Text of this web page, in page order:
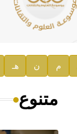
م ن هـ
متنوع